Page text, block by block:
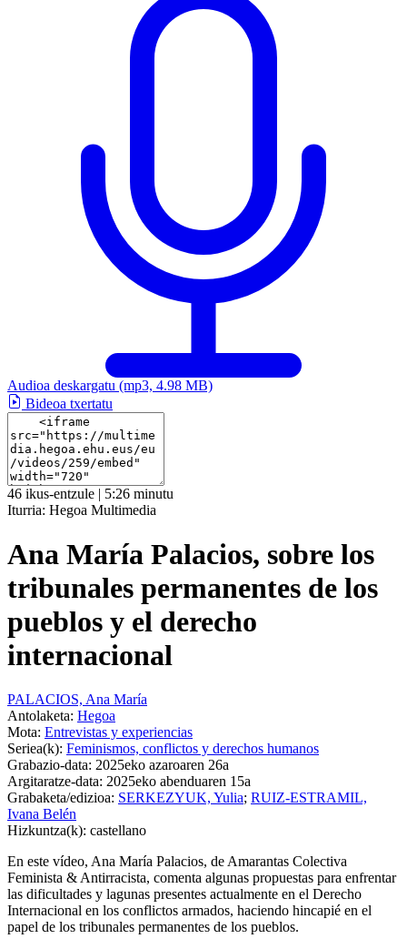
Audioa deskargatu (mp3, 4.98 MB)
Bideoa txertatu
46 ikus-entzule | 5:26 minutu
Iturria: Hegoa Multimedia
Ana María Palacios, sobre los
tribunales permanentes de los
pueblos y el derecho
internacional
PALACIOS, Ana María
Antolaketa: Hegoa
Mota: Entrevistas y experiencias
Seriea(k): Feminismos, conflictos y derechos humanos
Grabazio-data: 2025eko azaroaren 26a
Argitaratze-data: 2025eko abenduaren 15a
Grabaketa/edizioa: SERKEZYUK, Yulia; RUIZ-ESTRAMIL,
Ivana Belén
Hizkuntza(k): castellano
En este vídeo, Ana María Palacios, de Amarantas Colectiva
Feminista & Antirracista, comenta algunas propuestas para enfrentar
las dificultades y lagunas presentes actualmente en el Derecho
Internacional en los conflictos armados, haciendo hincapié en el
papel de los tribunales permanentes de los pueblos.